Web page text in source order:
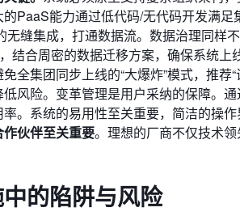
PaaS能力通过低代码/无代码开发满足
无缝集成，打通数据流。数据治理同样
结合周密的数据迁移方案，确保系统上
免全集团同步上线的“大爆炸”模式，推
风险。变革管理是用户采纳的保障。
。系统的易用性至关重要，简洁的操作
伙伴至关重要。理想的厂商不仅技术
的陷阱与风险